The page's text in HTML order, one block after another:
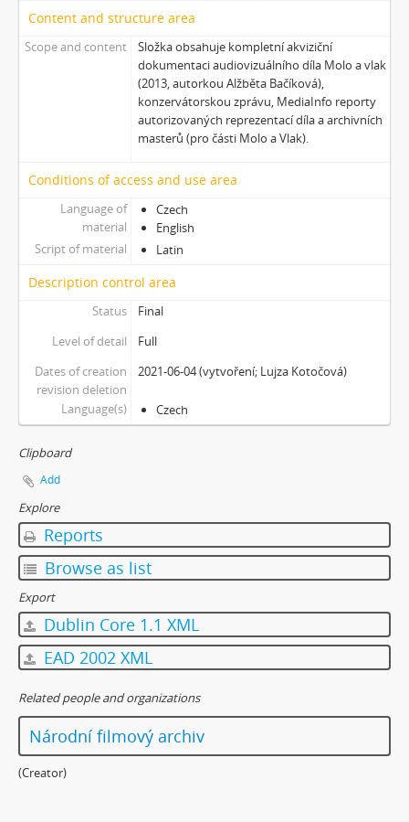
[Subseries] Neznámý zůstal neznámý
[Subseries] Rituální vražda pitomého úsměvu
[Subseries] Jako z filmu
[Subseries] En plein air 2
[Subseries] Echo–Vocis Imago
[Subseries] Malinko nakouknout
[Subseries] Prut
[Subseries] Už šedesát let je mi třicet
[Subseries] Za umělce roku jsem zvolila sebe
[Subseries] Zurich
[Subseries] Rozhovor se Sylvií Plath
[Subseries] Krabicování
[Subseries] Měření
[Subseries] Sáčkování
[Subseries] Úkryt
[Subseries] Up!
[Subseries] Up! #2
[Subseries] Zrzavý film
[Subseries] Sběratel – Detail
[Subseries] Sběratel
[Subseries] Polednice
[Subseries] 13. revír
[Subseries] Po stopách krve
[Subseries] Spejbl a Hurvínek
[Subseries] Větev – Prorážení televize větví
[Subseries] 16 Sketches of Dialogue
[Subseries] Air
Content and structure area
Scope and content
Složka obsahuje kompletní akviziční
dokumentaci audiovizuálního díla Molo a vlak
(2013, autorkou Alžběta Bačíková),
konzervátorskou zprávu, MediaInfo reporty
autorizovaných reprezentací díla a archivních
masterů (pro části Molo a Vlak).
Conditions of access and use area
Language of
material
Czech
English
Script of material
Latin
Description control area
Status
Final
Level of detail
Full
Dates of creation
revision deletion
2021-06-04 (vytvoření; Lujza Kotočová)
Language(s) Czech
Clipboard
Add
Explore
Reports
Browse as list
Export
Dublin Core 1.1 XML
EAD 2002 XML
Related people and organizations
Národní filmový archiv
(Creator)